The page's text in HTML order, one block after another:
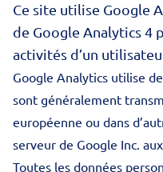
Ce site utilise Google
de Google Analytics 4
activités d’un
Google Analytics utilise
sont généralement
européenne ou dans
serveur de Google Inc.
Toutes les données